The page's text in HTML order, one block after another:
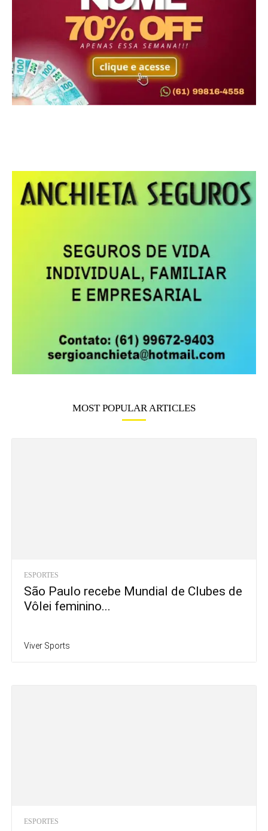
MOST POPULAR ARTICLES
ESPORTES
São Paulo recebe Mundial de Clubes de
Vôlei feminino...
Viver Sports
ESPORTES